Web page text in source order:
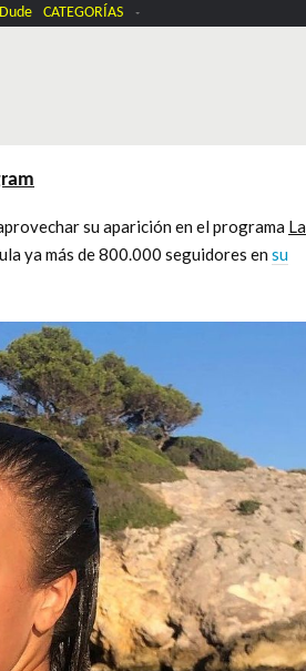
CATEGORÍAS
su aparición en el programa La
ya más de 800.000 seguidores en su